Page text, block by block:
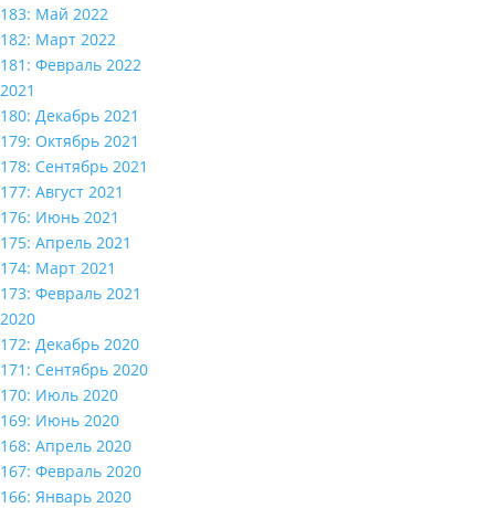
183: Май 2022
182: Март 2022
181: Февраль 2022
2021
180: Декабрь 2021
179: Октябрь 2021
178: Сентябрь 2021
177: Август 2021
176: Июнь 2021
175: Апрель 2021
174: Март 2021
173: Февраль 2021
2020
172: Декабрь 2020
171: Сентябрь 2020
170: Июль 2020
169: Июнь 2020
168: Апрель 2020
167: Февраль 2020
166: Январь 2020